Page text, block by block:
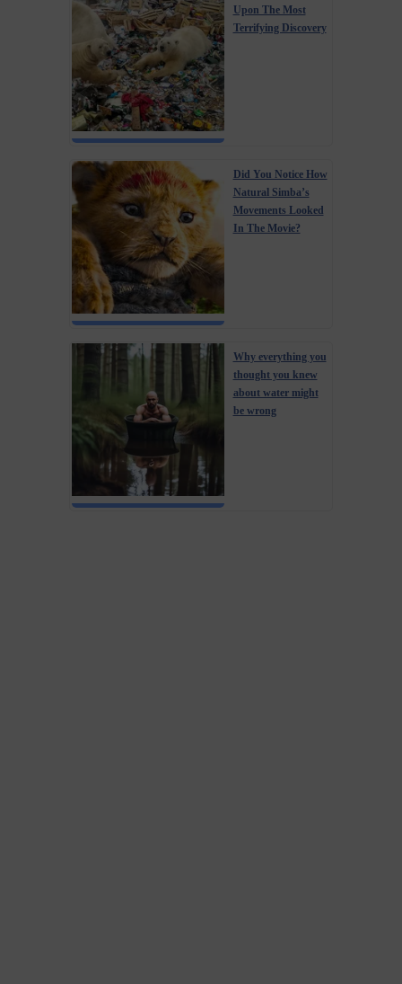
Upon The Most
Terrifying Discovery
Did You Notice How
Natural Simba’s
Movements Looked
In The Movie?
Why everything you
thought you knew
about water might
be wrong